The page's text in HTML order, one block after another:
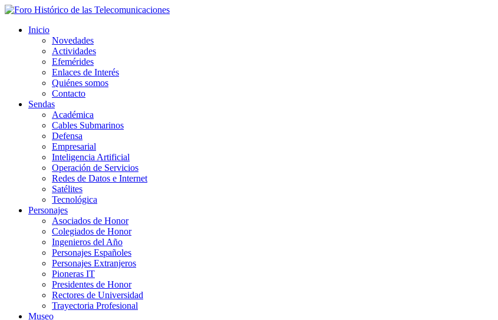
Inicio
Novedades
Actividades
Efemérides
Enlaces de Interés
Quiénes somos
Contacto
Sendas
Académica
Cables Submarinos
Defensa
Empresarial
Inteligencia Artificial
Operación de Servicios
Redes de Datos e Internet
Satélites
Tecnológica
Personajes
Asociados de Honor
Colegiados de Honor
Ingenieros del Año
Personajes Españoles
Personajes Extranjeros
Pioneras IT
Presidentes de Honor
Rectores de Universidad
Trayectoria Profesional
Museo